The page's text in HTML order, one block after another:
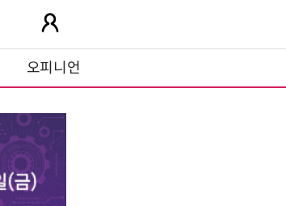
오피니언